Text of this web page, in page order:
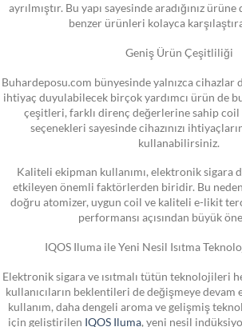
ayrılmıştır. Bu yapı sayesinde aradığınız
benzer ürünleri kolayca
Geniş Ürün Çeşitliliği
Buhardeposu.com bünyesinde yalnızca cihazlar
ihtiyaç duyulabilecek birçok yardımcı ürün de
çeşitleri, farklı direnç değerlerine sahip
seçenekleri sayesinde cihazınızı
kullanabilirsiniz.
Kaliteli ekipman kullanımı, elektronik sigara
etkileyen önemli faktörlerden biridir. Bu
doğru atomizer, uygun coil ve kaliteli e-likit
performansı açısından büyük
IQOS Iluma ile Yeni Nesil Isıtma
Elektronik sigara ve ısıtmalı tütün teknolojileri
kullanıcıların beklentileri de değişmeye
kullanım, daha dengeli aroma ve gelişmiş
için geliştirilen IQOS Iluma, yeni nesil